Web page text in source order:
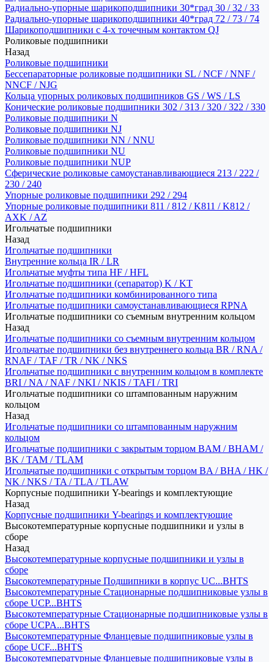
Радиально-упорные шарикоподшипники 30*град 30 / 32 / 33
Радиально-упорные шарикоподшипники 40*град 72 / 73 / 74
Шарикоподшипники с 4-х точечным контактом QJ
Роликовые подшипники
Назад
Роликовые подшипники
Бессепараторные роликовые подшипники SL / NCF / NNF /
NNCF / NJG
Кольца упорных роликовых подшипников GS / WS / LS
Конические роликовые подшипники 302 / 313 / 320 / 322 / 330
Роликовые подшипники N
Роликовые подшипники NJ
Роликовые подшипники NN / NNU
Роликовые подшипники NU
Роликовые подшипники NUP
Сферические роликовые самоустанавливающиеся 213 / 222 /
230 / 240
Упорные роликовые подшипники 292 / 294
Упорные роликовые подшипники 811 / 812 / K811 / K812 /
AXK / AZ
Игольчатые подшипники
Назад
Игольчатые подшипники
Внутренние кольца IR / LR
Игольчатые муфты типа HF / HFL
Игольчатые подшипники (сепаратор) K / KT
Игольчатые подшипники комбинированного типа
Игольчатые подшипники самоустанавливающиеся RPNA
Игольчатые подшипники со съемным внутренним кольцом
Назад
Игольчатые подшипники со съемным внутренним кольцом
Игольчатые подшипники без внутреннего кольца BR / RNA /
RNAF / TAF / TR / NK / NKS
Игольчатые подшипники с внутренним кольцом в комплекте
BRI / NA / NAF / NKI / NKIS / TAFI / TRI
Игольчатые подшипники со штампованным наружним
кольцом
Назад
Игольчатые подшипники со штампованным наружним
кольцом
Игольчатые подшипники с закрытым торцом BAM / BHAM /
BK / TAM / TLAM
Игольчатые подшипники с открытым торцом BA / BHA / HK /
NK / NKS / TA / TLA / TLAW
Корпусные подшипники Y-bearings и комплектующие
Назад
Корпусные подшипники Y-bearings и комплектующие
Высокотемпературные корпусные подшипники и узлы в
сборе
Назад
Высокотемпературные корпусные подшипники и узлы в
сборе
Высокотемпературные Подшипники в корпус UC...BHTS
Высокотемпературные Стационарные подшипниковые узлы в
сборе UCP...BHTS
Высокотемпературные Стационарные подшипниковые узлы в
сборе UCPA...BHTS
Высокотемпературные Фланцевые подшипниковые узлы в
сборе UCF...BHTS
Высокотемпературные Фланцевые подшипниковые узлы в